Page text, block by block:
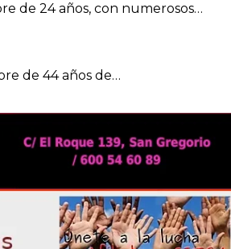
de 24 años, con numerosos…
de 44 años de…